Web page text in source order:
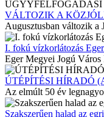
VÁLTOZIK A
Augusztusban változik a
I. fokú vízkorlátozás
Eger Megyei Jogú Város
ÚTÉPÍTÉSI HÍRADÓ
Az elmúlt 50 év
Szakszerűen halad az